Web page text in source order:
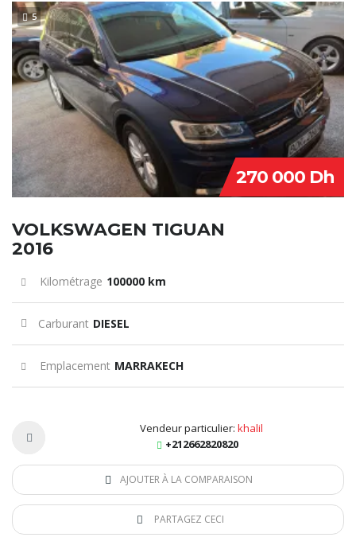
5 SPECIAL
270 000 Dh
VOLKSWAGEN TIGUAN
2016
Kilométrage 100000 km
Carburant DIESEL
Emplacement MARRAKECH
Vendeur particulier: khalil
+212662820820
AJOUTER À LA COMPARAISON
PARTAGEZ CECI